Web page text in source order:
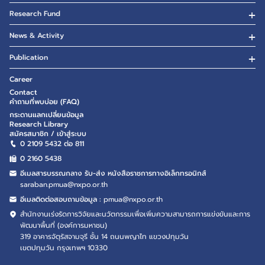
Research Fund
News & Activity
Publication
Career
Contact
คำถามที่พบบ่อย (FAQ)
กระดานแลกเปลี่ยนข้อมูล
Research Library
สมัครสมาชิก / เข้าสู่ระบบ
0 2109 5432 ต่อ 811
0 2160 5438
อีเมลสารบรรณกลาง รับ-ส่ง หนังสือราชการทางอิเล็กทรอนิกส์
saraban.pmua@nxpo.or.th
อีเมลติดต่อสอบถามข้อมูล : pmua@nxpo.or.th
สำนักงานเร่งรัดการวิจัยและนวัตกรรมเพื่อเพิ่มความสามารถการแข่งขันและการ
พัฒนาพื้นที่ (องค์การมหาชน)
319 อาคารจัตุรัสจามจุรี ชั้น 14 ถนนพญาไท แขวงปทุมวัน
เขตปทุมวัน กรุงเทพฯ 10330